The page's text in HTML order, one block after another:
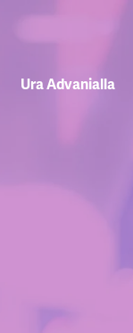
Ura Advanialla